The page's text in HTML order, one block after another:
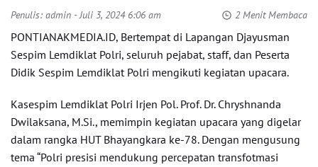
Penulis: admin - Juli 3, 2024 6:06 am 2 Menit Membaca
PONTIANAKMEDIA.ID, Bertempat di Lapangan Djayusman
Sespim Lemdiklat Polri, seluruh pejabat, staff, dan Peserta
Didik Sespim Lemdiklat Polri mengikuti kegiatan upacara.
Kasespim Lemdiklat Polri Irjen Pol. Prof. Dr. Chryshnanda
Dwilaksana, M.Si., memimpin kegiatan upacara yang digelar
dalam rangka HUT Bhayangkara ke-78. Dengan mengusung
tema “Polri presisi mendukung percepatan transfotmasi